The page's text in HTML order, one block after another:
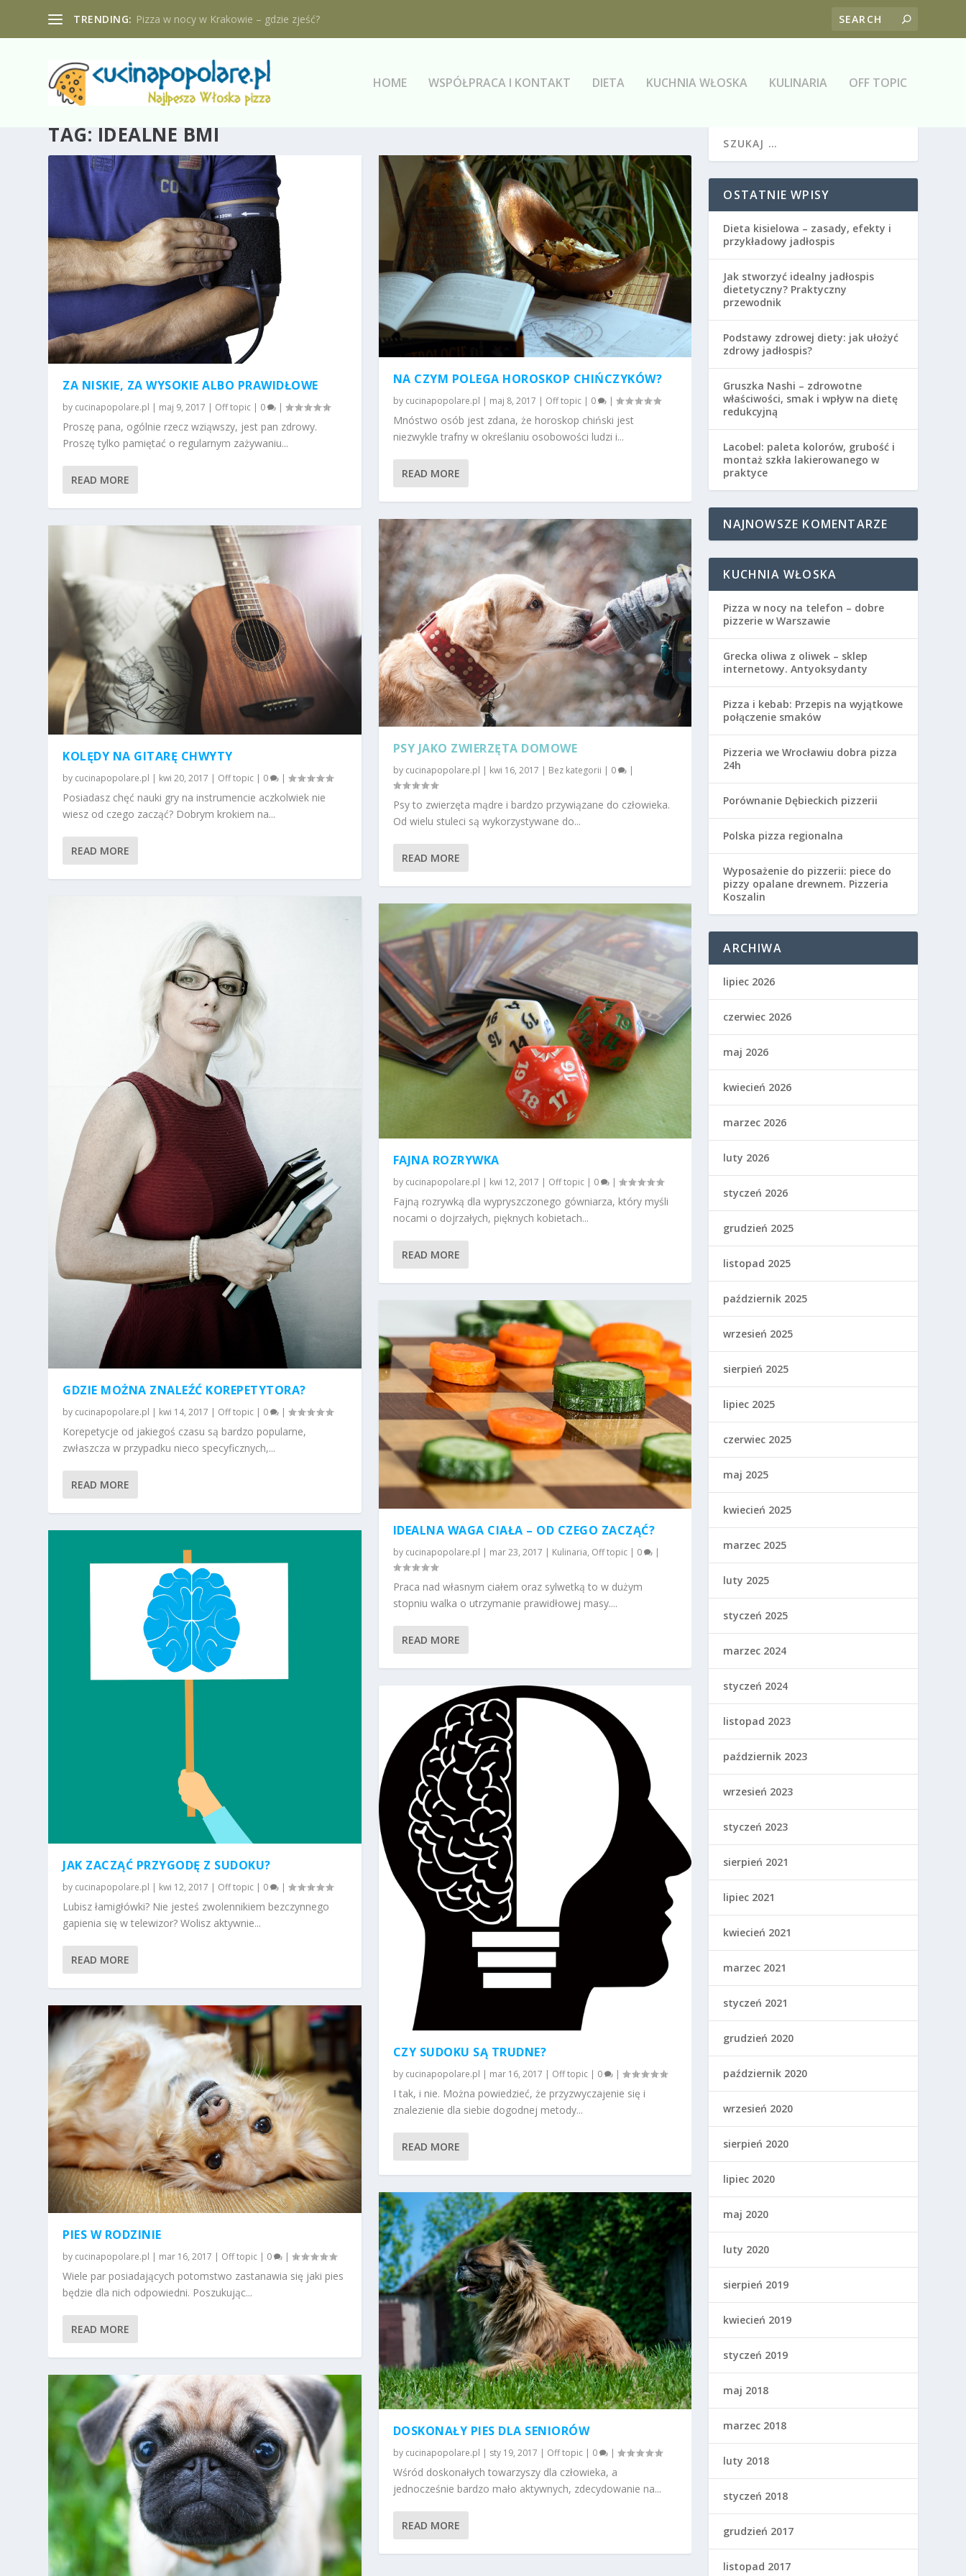
TRENDING: Pizza w nocy w Krakowie – gdzie zjeść?
HOME WSPÓŁPRACA I KONTAKT DIETA KUCHNIA WŁOSKA KULINARIA OFF TOPIC
TAG: IDEALNE BMI
ZA NISKIE, ZA WYSOKIE ALBO PRAWIDŁOWE
by cucinapopolare.pl maj 9, 2017 Off topic 0 |
Proszę pana, ogólnie rzecz wziąwszy, jest pan zdrowy.
Proszę tylko pamiętać o regularnym zażywaniu...
READ MORE
KOLĘDY NA GITARĘ CHWYTY
by cucinapopolare.pl | kwi 20, 2017 | Off topic | 0 |
Posiadasz chęć nauki gry na instrumencie aczkolwiek nie
wiesz od czego zacząć? Dobrym krokiem na...
READ MORE
GDZIE MOŻNA ZNALEŹĆ KOREPETYTORA?
by cucinapopolare.pl | kwi 14, 2017 | Off topic | 0 |
Korepetycje od jakiegoś czasu są bardzo popularne,
zwłaszcza w przypadku nieco specyficznych,...
READ MORE
JAK ZACZĄĆ PRZYGODĘ Z SUDOKU?
by cucinapopolare.pl | kwi 12, 2017 | Off topic | 0 |
Lubisz łamigłówki? Nie jesteś zwolennikiem bezczynnego
gapienia się w telewizor? Wolisz aktywnie...
READ MORE
PIES W RODZINIE
by cucinapopolare.pl | mar 16, 2017 | Off topic | 0 |
Wiele par posiadających potomstwo zastanawia się jaki pies
będzie dla nich odpowiedni. Poszukując...
READ MORE
NA CZYM POLEGA HOROSKOP CHIŃCZYKÓW?
by cucinapopolare.pl | maj 8, 2017 | Off topic| 0 |
Mnóstwo osób jest zdana, że horoskop chiński jest
niezwykle trafny w określaniu osobowości ludzi i...
READ MORE
PSY JAKO ZWIERZĘTA DOMOWE
by cucinapopolare.pl | kwi 16, 2017 | Bez kategorii | 0 |
Psy to zwierzęta mądre i bardzo przywiązane do człowieka.
Od wielu stuleci są wykorzystywane do...
READ MORE
FAJNA ROZRYWKA
by cucinapopolare.pl | kwi 12, 2017 | Off topic| 0 |
Fajną rozrywką dla wypryszczonego gówniarza, który myśli
nocami o dojrzałych, pięknych kobietach...
READ MORE
IDEALNA WAGA CIAŁA – OD CZEGO ZACZĄĆ?
by cucinapopolare.pl | mar 23, 2017 | Kulinaria, Off topic| 0 |
Praca nad własnym ciałem oraz sylwetką to w dużym
stopniu walka o utrzymanie prawidłowej masy....
READ MORE
CZY SUDOKU SĄ TRUDNE?
by cucinapopolare.pl mar 16, 2017 Off topic| 0 |
I tak, i nie. Można powiedzieć, że przyzwyczajenie się i
znalezienie dla siebie dogodnej metody...
READ MORE
DOSKONAŁY PIES DLA SENIORÓW
by cucinapopolare.pl | sty 19, 2017 | Off topic| 0 |
Wśród doskonałych towarzyszy dla człowieka, a
jednocześnie bardzo mało aktywnych, zdecydowanie na...
READ MORE
OSTATNIE WPISY
Dieta kisielowa – zasady, efekty i
przykładowy jadłospis
Jak stworzyć idealny jadłospis
dietetyczny? Praktyczny
przewodnik
Podstawy zdrowej diety: jak ułożyć
zdrowy jadłospis?
Gruszka Nashi – zdrowotne
właściwości, smak i wpływ na dietę
redukcyjną
Lacobel: paleta kolorów, grubość i
montaż szkła lakierowanego w
praktyce
NAJNOWSZE KOMENTARZE
KUCHNIA WŁOSKA
Pizza w nocy na telefon – dobre
pizzerie w Warszawie
Grecka oliwa z oliwek – sklep
internetowy. Antyoksydanty
Pizza i kebab: Przepis na wyjątkowe
połączenie smaków
Pizzeria we Wrocławiu dobra pizza
24h
Porównanie Dębieckich pizzerii
Polska pizza regionalna
Wyposażenie do pizzerii: piece do
pizzy opalane drewnem. Pizzeria
Koszalin
ARCHIWA
lipiec 2026
czerwiec 2026
maj 2026
kwiecień 2026
marzec 2026
luty 2026
styczeń 2026
grudzień 2025
listopad 2025
październik 2025
wrzesień 2025
sierpień 2025
lipiec 2025
czerwiec 2025
maj 2025
kwiecień 2025
marzec 2025
luty 2025
styczeń 2025
marzec 2024
styczeń 2024
listopad 2023
październik 2023
wrzesień 2023
styczeń 2023
sierpień 2021
lipiec 2021
kwiecień 2021
marzec 2021
styczeń 2021
grudzień 2020
październik 2020
wrzesień 2020
sierpień 2020
lipiec 2020
maj 2020
luty 2020
sierpień 2019
kwiecień 2019
styczeń 2019
maj 2018
marzec 2018
luty 2018
styczeń 2018
grudzień 2017
listopad 2017